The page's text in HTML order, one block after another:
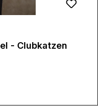
- Clubkatzen